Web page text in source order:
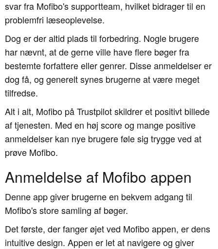
svar fra Mofibo's supportteam, hvilket bidrager til en
problemfri læseoplevelse.
Dog er der altid plads til forbedring. Nogle brugere
har nævnt, at de gerne ville have flere bøger fra
bestemte forfattere eller genrer. Disse anmeldelser er
dog få, og generelt synes brugerne at være meget
tilfredse.
Alt i alt, Mofibo på Trustpilot skildrer et positivt billede
af tjenesten. Med en høj score og mange positive
anmeldelser kan nye brugere føle sig trygge ved at
prøve Mofibo.
Anmeldelse af Mofibo appen
Denne app giver brugerne en bekvem adgang til
Mofibo's store samling af bøger.
Det første, der fanger øjet ved Mofibo appen, er dens
intuitive design. Appen er let at navigere og giver